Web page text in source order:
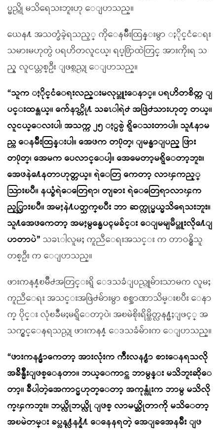
ပ္မည္ကို မသိရေသးဘူးဟု ေျပာသည္။
ယေန႔ အသတ္ခံခဲ့ရသည့္ ကိုေနမ်ိဳးထြန္းမွာ ႏိုင္ငံေရး
သမားမဟုတ္ပဲ ပရဟိတလူငယ္၊ ရပ္႐ြာထဲတြင္ အားကိုးရ သ
ည့္ လူငယ္တစ္ဦး ျဖစ္သည္ဟု ေျပာသည္။
“သူက ႏိုင္ငံေရးလည္းမလုပ္ဘူးေနာ္။ ပရဟိတစိတ္က ျ
ပင္းထန္တယ္။ က်ေနာ္တို႔ သခၤါရဲ႕ အဖြဲ႕သားဟုတ္ တယ္။
လူငယ္ေလးပါ၊ အသက္က ၂၅ ႏွစ္ပဲ ရွိေသးတာပါ။ သူ႔နာမ
ည္က ေနမ်ိဳးထြန္းပါ။ အေဖက တ႐ုတ္၊ ျမန္မာျပည္ ဖြား
တ႐ုတ္၊ အေမက ပေလာင္ေပါ့။ အေမေတာ့မရွိေတာ့ဘူး။
အေဖနဲ႔ေနတာဟုတ္တယ္။ ရဲေတြ ကေတာ့ လာၾကည့္
သြားၿပီ။ နယ္ခံရဲေတြေရာ၊ တျခား ရဲေတြေရာလာၾက
ည့္သြားၿပီ။ အမႈနဲ႔ပတ္သက္ၿပီး ဘာ ဆက္လုပ္မယ္မသိရေသးဘူး။
သူ႔အေဖကေတာ့ အမႈမွန္မေပၚမခ်င္း ေျမမျမဳပ္ဘူးလို႔ေျ
ပာတာပဲ” သခၤါလူမႈ ကူညီေရးအသင္း က တာဝန္ရွိသူ
တစ္ဦး က ေျပာသည္။
ဖားကန႔္ၿမိဳ႕အတြင္းရွိ ေဒသခံျပည္သူမ်ားသာမက လူမႈ
ကူညီေရး အသင္းအဖြဲ႕မ်ားမွာ စစ္အာဏာသိမ္းၿပီး ေနာ
က္ ပိုင္း လုံၿခဳံမႈမရွိေတာ့ပဲ၊ အၿမဲစိုးရိမ္ထိတ္လန႔္မႈျဖင့္ အ
သက္ရွင္ေနရသည္ဟု ဖားကန႔္ ေဒသခံမ်ားက ေျပာသည္။
“ဖားကန႔္မွာကေတာ့ အားလုံးက က်ီးလန႔္စာ စားေနရသလို
အခ်ိန္မ်ိဳးျဖစ္ေနတာ။ ဘယ္ေကာင္က ဘာမွန္း မသိဘူးဆိုေ
တာ့။ ခ်ိဳပါတဲ့အေကာင္မဟုတ္ေတာ့ အကုန္လုံးက ဘာမွ မသိလို
က္ၾကဘူး။ ဘယ္လိုဘယ္လို ျဖစ္ လာမယ္ဆိုတာကို မသိေတာ့
အၿမဲတမ္း ခပ္လန႔္လန႔္နဲ႔ ေနေနရတဲ့ အေျခအေနမ်ိဳး ျဖ